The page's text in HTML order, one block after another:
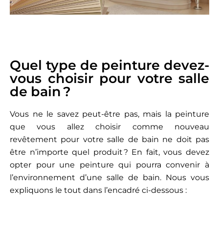
Quel type de peinture devez-
vous choisir pour votre salle
de bain ?
Vous ne le savez peut-être pas, mais la peinture
que vous allez choisir comme nouveau
revêtement pour votre salle de bain ne doit pas
être n’importe quel produit ? En fait, vous devez
opter pour une peinture qui pourra convenir à
l’environnement d’une salle de bain. Nous vous
expliquons le tout dans l’encadré ci-dessous :